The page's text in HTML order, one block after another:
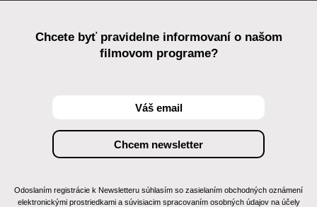
Chcete byť pravidelne informovaní o našom
filmovom programe?
Odoslaním registrácie k Newsletteru súhlasím so zasielaním obchodných oznámení
elektronickými prostriedkami a súvisiacim spracovaním osobných údajov na účely